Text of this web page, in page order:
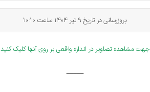
بروزرسانی در تاریخ 9 تیر 1404 ساعت 10:10
جهت مشاهده تصاویر در اندازه واقعی بر روی آنها کلیک کنید
_____